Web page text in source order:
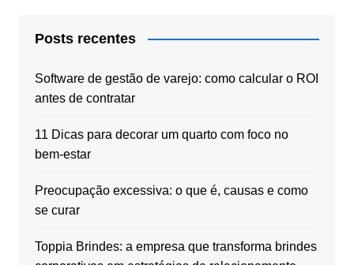
Posts recentes
Software de gestão de varejo: como calcular o ROI
antes de contratar
11 Dicas para decorar um quarto com foco no
bem-estar
Preocupação excessiva: o que é, causas e como
se curar
Toppia Brindes: a empresa que transforma brindes